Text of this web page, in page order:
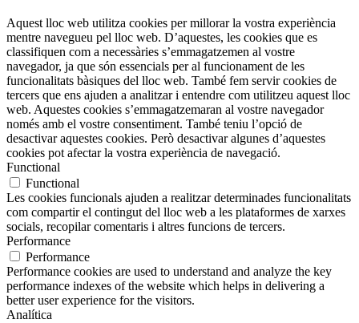
Aquest lloc web utilitza cookies per millorar la vostra experiència
mentre navegueu pel lloc web. D’aquestes, les cookies que es
classifiquen com a necessàries s’emmagatzemen al vostre
navegador, ja que són essencials per al funcionament de les
funcionalitats bàsiques del lloc web. També fem servir cookies de
tercers que ens ajuden a analitzar i entendre com utilitzeu aquest lloc
web. Aquestes cookies s’emmagatzemaran al vostre navegador
només amb el vostre consentiment. També teniu l’opció de
desactivar aquestes cookies. Però desactivar algunes d’aquestes
cookies pot afectar la vostra experiència de navegació.
Functional
Functional
Les cookies funcionals ajuden a realitzar determinades funcionalitats
com compartir el contingut del lloc web a les plataformes de xarxes
socials, recopilar comentaris i altres funcions de tercers.
Performance
Performance
Performance cookies are used to understand and analyze the key
performance indexes of the website which helps in delivering a
better user experience for the visitors.
Analítica